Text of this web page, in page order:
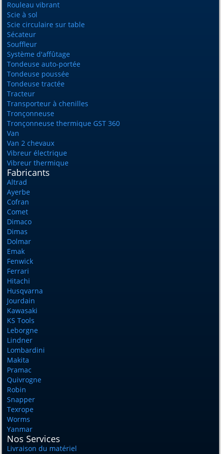
Rouleau vibrant
Scie à sol
Scie circulaire sur table
Sécateur
Souffleur
Système d'affûtage
Tondeuse auto-portée
Tondeuse poussée
Tondeuse tractée
Tracteur
Transporteur à chenilles
Tronçonneuse
Tronçonneuse thermique GST 360
Van
Van 2 chevaux
Vibreur électrique
Vibreur thermique
Fabricants
Altrad
Ayerbe
Cofran
Comet
Dimaco
Dimas
Dolmar
Emak
Fenwick
Ferrari
Hitachi
Husqvarna
Jourdain
Kawasaki
KS Tools
Leborgne
Lindner
Lombardini
Makita
Pramac
Quivrogne
Robin
Snapper
Texrope
Worms
Yanmar
Nos Services
Livraison du matériel